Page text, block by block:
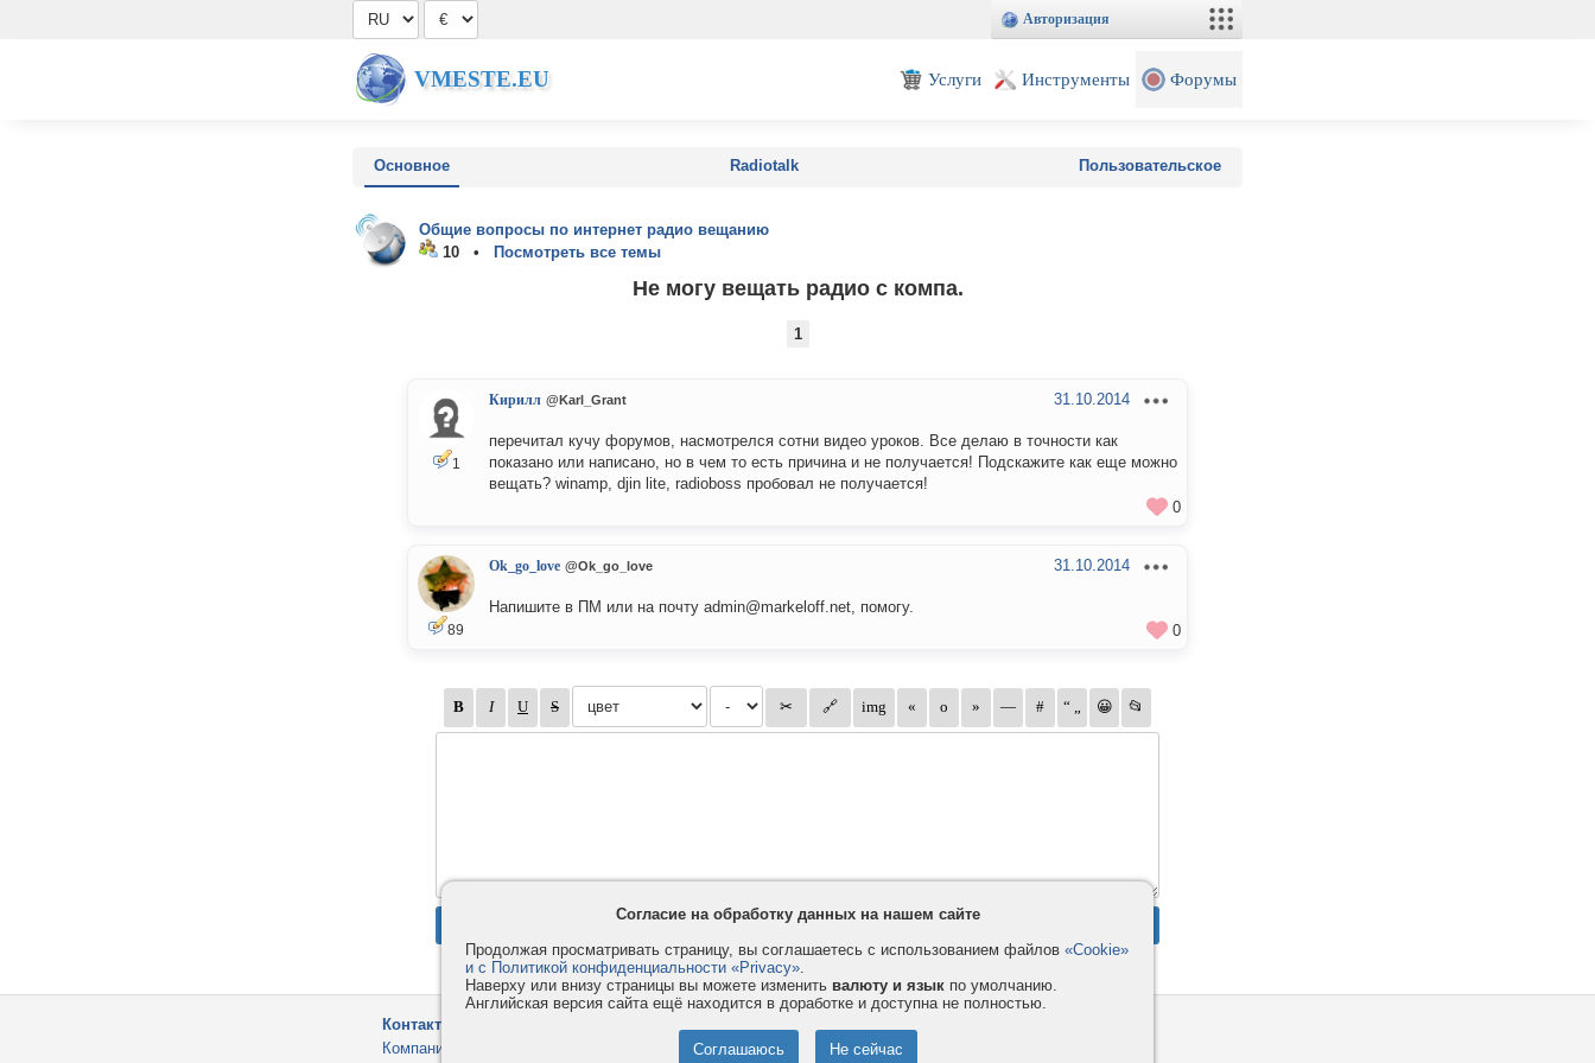
Авторизация
VMESTE.EU Услуги Инструменты Форумы
Основное Radiotalk Пользовательское
Общие вопросы по интернет радио вещанию
10 •
Посмотреть все темы
Не могу вещать радио с компа.
1
1
Кирилл @Karl_Grant 31.10.2014
перечитал кучу форумов, насмотрелся сотни видео уроков. Все делаю в точности как
показано или написано, но в чем то есть причина и не получается! Подскажите как еще можно
вещать? winamp, djin lite, radioboss пробовал не получается!
0
89
Ok_go_love @Ok_go_love 31.10.2014
Напишите в ПМ или на почту admin@markeloff.net, помогу.
0
Контакты
Компания
Правила и условия
Как оплатить
Согласие на обработку данных на нашем сайте
Продолжая просматривать страницу, вы соглашаетесь с использованием файлов «Cookie»
и с Политикой конфиденциальности «Privacy».
Наверху или внизу страницы вы можете изменить валюту и язык по умолчанию.
Английская версия сайта ещё находится в доработке и доступна не полностью.